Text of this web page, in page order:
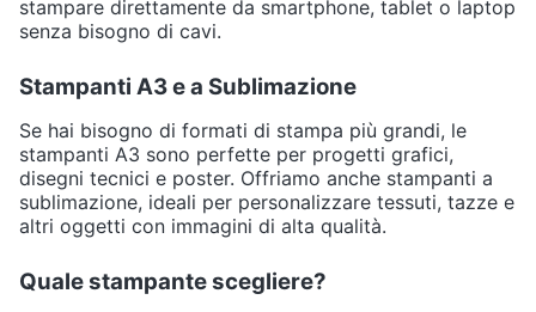
stampare direttamente da smartphone, tablet o laptop
senza bisogno di cavi.
Stampanti A3 e a Sublimazione
Se hai bisogno di formati di stampa più grandi, le
stampanti A3 sono perfette per progetti grafici,
disegni tecnici e poster. Offriamo anche stampanti a
sublimazione, ideali per personalizzare tessuti, tazze e
altri oggetti con immagini di alta qualità.
Quale stampante scegliere?